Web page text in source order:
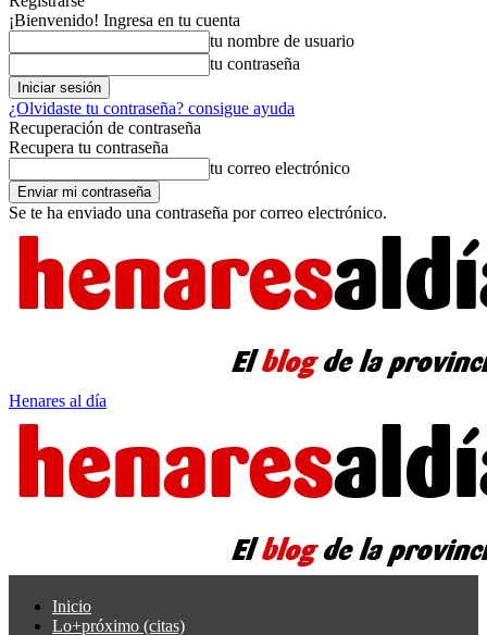
¡Bienvenido! Ingresa en tu cuenta
tu nombre de usuario
tu contraseña
¿Olvidaste tu contraseña? consigue ayuda
Recuperación de contraseña
Recupera tu contraseña
tu correo electrónico
Se te ha enviado una contraseña por correo electrónico.
Henares al día
Inicio
Lo+próximo (citas)